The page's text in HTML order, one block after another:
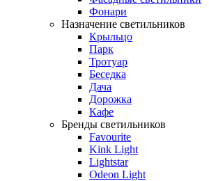
Фонари
Назначение светильников
Крыльцо
Парк
Тротуар
Беседка
Дача
Дорожка
Кафе
Бренды светильников
Favourite
Kink Light
Lightstar
Odeon Light